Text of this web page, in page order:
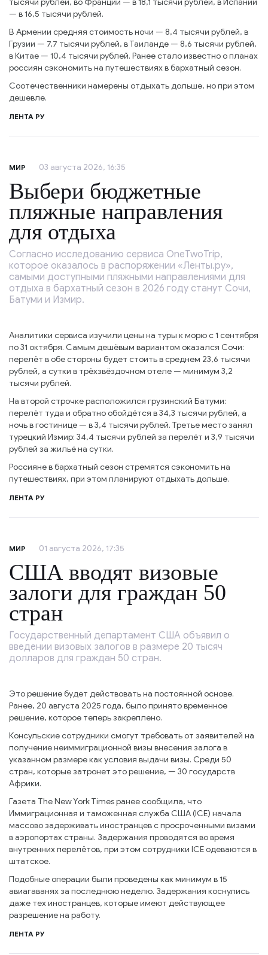
тысячи рублей, во Франции — в 18,1 тысячи рублей, в Испании
— в 16,5 тысячи рублей.
В Армении средняя стоимость ночи — 8,4 тысячи рублей, в
Грузии — 7,7 тысячи рублей, в Таиланде — 8,6 тысячи рублей,
в Китае — 10,4 тысячи рублей. Ранее стало известно о планах
россиян сэкономить на путешествиях в бархатный сезон.
Соотечественники намерены отдыхать дольше, но при этом
дешевле.
ЛЕНТА РУ
МИР 03 августа 2026, 16:35
Выбери бюджетные
пляжные направления
для отдыха
Согласно исследованию сервиса OneTwoTrip,
которое оказалось в распоряжении «Ленты.ру»,
самыми доступными пляжными направлениями для
отдыха в бархатный сезон в 2026 году станут Сочи,
Батуми и Измир.
Аналитики сервиса изучили цены на туры к морю с 1 сентября
по 31 октября. Самым дешёвым вариантом оказался Сочи:
перелёт в обе стороны будет стоить в среднем 23,6 тысячи
рублей, а сутки в трёхзвёздочном отеле — минимум 3,2
тысячи рублей.
На второй строчке расположился грузинский Батуми:
перелёт туда и обратно обойдётся в 34,3 тысячи рублей, а
ночь в гостинице — в 3,4 тысячи рублей. Третье место занял
турецкий Измир: 34,4 тысячи рублей за перелёт и 3,9 тысячи
рублей за жильё на сутки.
Россияне в бархатный сезон стремятся сэкономить на
путешествиях, при этом планируют отдыхать дольше.
ЛЕНТА РУ
МИР 01 августа 2026, 17:35
США вводят визовые
залоги для граждан 50
стран
Государственный департамент США объявил о
введении визовых залогов в размере 20 тысяч
долларов для граждан 50 стран.
Это решение будет действовать на постоянной основе.
Ранее, 20 августа 2025 года, было принято временное
решение, которое теперь закреплено.
Консульские сотрудники смогут требовать от заявителей на
получение неиммиграционной визы внесения залога в
указанном размере как условия выдачи визы. Среди 50
стран, которые затронет это решение, — 30 государств
Африки.
Газета The New York Times ранее сообщила, что
Иммиграционная и таможенная служба США (ICE) начала
массово задерживать иностранцев с просроченными визами
в аэропортах страны. Задержания проводятся во время
внутренних перелётов, при этом сотрудники ICE одеваются в
штатское.
Подобные операции были проведены как минимум в 15
авиагаванях за последнюю неделю. Задержания коснулись
даже тех иностранцев, которые имеют действующее
разрешение на работу.
ЛЕНТА РУ